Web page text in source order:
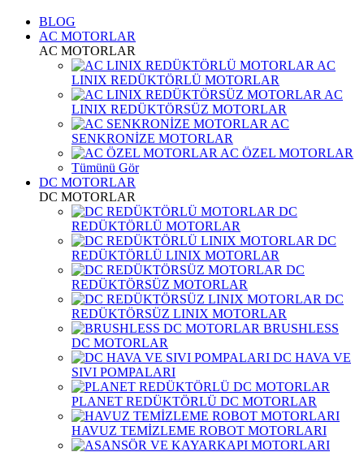
BLOG
AC MOTORLAR
AC MOTORLAR
AC
LINIX REDÜKTÖRLÜ MOTORLAR
AC
LINIX REDÜKTÖRSÜZ MOTORLAR
AC
SENKRONİZE MOTORLAR
AC ÖZEL MOTORLAR
Tümünü Gör
DC MOTORLAR
DC MOTORLAR
DC
REDÜKTÖRLÜ MOTORLAR
DC
REDÜKTÖRLÜ LINIX MOTORLAR
DC
REDÜKTÖRSÜZ MOTORLAR
DC
REDÜKTÖRSÜZ LINIX MOTORLAR
BRUSHLESS
DC MOTORLAR
DC HAVA VE
SIVI POMPALARI
PLANET REDÜKTÖRLÜ DC MOTORLAR
HAVUZ TEMİZLEME ROBOT MOTORLARI